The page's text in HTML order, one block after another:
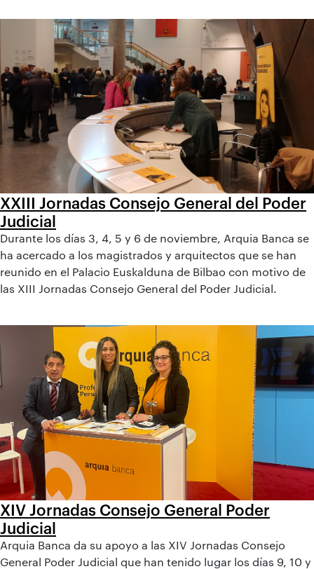
XXIII Jornadas Consejo General del Poder
Judicial
Durante los días 3, 4, 5 y 6 de noviembre, Arquia Banca se
ha acercado a los magistrados y arquitectos que se han
reunido en el Palacio Euskalduna de Bilbao con motivo de
las XIII Jornadas Consejo General del Poder Judicial.
XIV Jornadas Consejo General Poder
Judicial
Arquia Banca da su apoyo a las XIV Jornadas Consejo
General Poder Judicial que han tenido lugar los días 9, 10 y